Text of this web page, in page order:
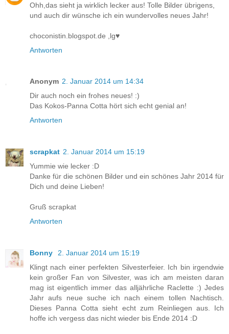
Ohh,das sieht ja wirklich lecker aus! Tolle Bilder übrigens,
und auch dir wünsche ich ein wundervolles neues Jahr!
choconistin.blogspot.de ,lg♥
Antworten
Anonym 2. Januar 2014 um 14:34
Dir auch noch ein frohes neues! :)
Das Kokos-Panna Cotta hört sich echt genial an!
Antworten
scrapkat 2. Januar 2014 um 15:19
Yummie wie lecker :D
Danke für die schönen Bilder und ein schönes Jahr 2014 für
Dich und deine Lieben!
Gruß scrapkat
Antworten
Bonny
2. Januar 2014 um 15:19
Klingt nach einer perfekten Silvesterfeier. Ich bin irgendwie
kein großer Fan von Silvester, was ich am meisten daran
mag ist eigentlich immer das alljährliche Raclette :) Jedes
Jahr aufs neue suche ich nach einem tollen Nachtisch.
Dieses Panna Cotta sieht echt zum Reinliegen aus. Ich
hoffe ich vergess das nicht wieder bis Ende 2014 :D